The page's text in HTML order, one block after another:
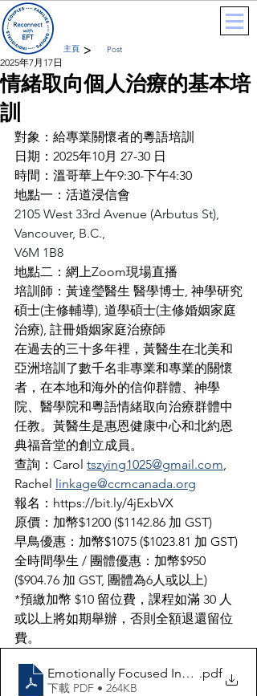
主頁 > Post
情緒取向個人治療的基本培
訓
2025年7月17日
對象：給專業關懷者的粵語培訓
日期：2025年10月 27-30 日
時間：溫哥華上午9:30-下午4:30
地點一：活道浸信會
2105 West 33rd Avenue (Arbutus St),
Vancouver, B.C.,
V6M 1B8
地點二：網上Zoom現場直播
培訓師：黃達瑩醫生 醫學博士, 神學研究
碩士(主修輔導), 道學碩士(主修婚姻家庭
治療), 註冊婚姻家庭治療師
在過去的三十多年裡，黃醫生在北美和
亞洲培訓了數千名非專業和專業的關懷
者，在本地和海外的信仰群體、神學
院、醫學院和粵語情緒取向治療群體中
任教。黃醫生是惠恩健康中心和北約恩
典福音堂的創立成員。
查詢：Carol tszying1025@gmail.com,
Rachel linkage@ccmcanada.org
報名： https://bit.ly/4jExbVX
原價：加幣$1200 ($1142.86 加 GST)
早鳥優惠：加幣$1075 ($1023.81 加 GST)
全時間學生 / 團體優惠：加幣$950
($904.76 加 GST, 團體為6人或以上)
*預繳加幣 $10 留位費，課程如滿 30 人
或以上將如期舉辦，否則全額退還留位
費。
Emotionally Focused Individual
.pdf
下載 PDF • 264KB